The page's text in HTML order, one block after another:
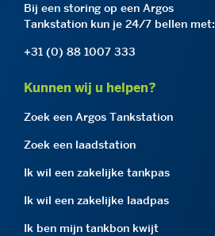
Bij een storing op een Argos
Tankstation kun je 24/7 bellen met:
+31 (0) 88 1007 333
Kunnen wij u helpen?
Zoek een Argos Tankstation
Zoek een laadstation
Ik wil een zakelijke tankpas
Ik wil een zakelijke laadpas
Ik ben mijn tankbon kwijt